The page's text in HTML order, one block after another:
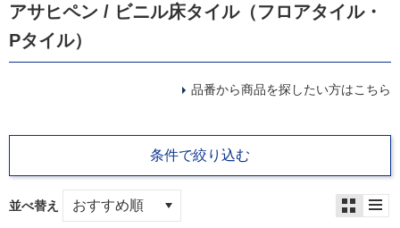
アサヒペン / ビニル床タイル（フロアタイル・
Pタイル）
品番から商品を探したい方はこちら
条件で絞り込む
並べ替え